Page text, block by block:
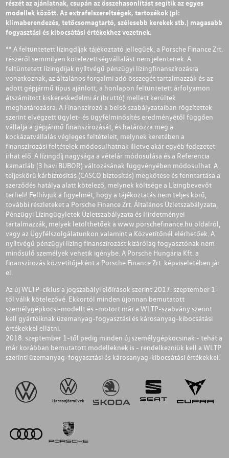
részét az ajánlatnak, csupán az összehasonlítást segítik az egyes
modellek között. Az extrafelszereltségek, tartozékok (pl:
klímaberendezés, tetőcsomagtartó, szélesebb kerekek stb.) magasabb
fogyasztási és kibocsátási értékekhez vezetnek.
** A feltüntetett lízingdíjak tájékoztató jellegűek, a Porsche Finance Zrt.
részéről semmilyen kötelezettségvállalást nem jelentenek. A
feltüntetett lízingdíjak nyíltvégű pénzügyi lízingfinanszírozásra
vonatkoznak, az általános forgalmi adó összegét tartalmazzák és az
adott gépjármű típus ajánlott, a honlapon feltüntetett árfolyamon
átszámított kiskereskedelmi ár (bruttó) mellett kerültek
meghatározásra. A Finanszírozó a belső szabályzataiban rögzítettek
szerint elvégzett ügylet- és ügyfélminősítés eredményétől függően
vállalja a gépjármű finanszírozását, és határozza meg a
kockázatvállalás végleges feltételeit, melynek keretében a
finanszírozási feltételek módosulhatnak illetve akár egyéb fedezetet
írhat elő. A lízingdíj nagysága a vételár módosulása és a Referencia
kamatláb (3 havi BUBOR) változásának függvényében módosulhat. A
teljeskörű kárbiztosítás (CASCO biztosítás) megkötése és fenntartása a
szerződés hatálya alatt kötelező, melynek költsége a Lízingbevevőt
terheli! Felhívjuk a figyelmét, hogy a tájékoztatás nem teljes körű,
további részleteket a Porsche Finance Zrt. Általános Üzletszabályzata,
Pénzügyi Lízingügyletek Üzletszabályzata és Hirdetményei
tartalmazzák, melyek letölthetőek a www.porschefinance.hu oldalról,
vagy az Ügyfélszolgálatunkon valamint a Közvetítőnél elérhetőek. A
nyíltvégű pénzügyi lízing finanszírozást kizárólag fogyasztónak nem
minősülő személyek vehetik igénybe. A Porsche Hungária Kft. a
finanszírozás közvetítőjeként a Porsche Finance Zrt. képviseletében jár
el.
Az új WLTP-ciklus a jogszabályi előírások szerint 2017. szeptember 1-
től válik kötelezővé. Ekkortól minden újonnan bemutatott
személygépkocsi-modellt és -motort már a WLTP-szabvány szerint
kell gyártóiknak üzemanyag-fogyasztási és károsanyag-kibocsátási
értékekkel ellátni.
2018. szeptember 1-től pedig minden új személygépkocsinak - tehát a
már korábban bemutatott modelleknek is - rendelkezniük kell a WLTP
szerinti üzemanyag-fogyasztási és károsanyag-kibocsátási értékekkel.